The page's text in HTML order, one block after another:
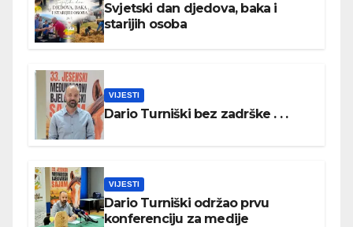
Svjetski dan djedova, baka i
starijih osoba
VIJESTI
Dario Turniški bez zadrške . . .
VIJESTI
Dario Turniški održao prvu
konferenciju za medije